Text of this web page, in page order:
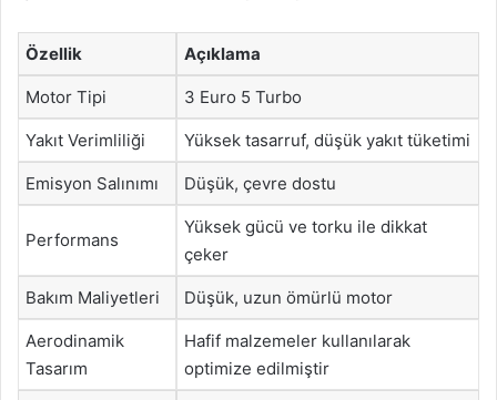
Özellik Açıklama
Motor Tipi 3 Euro 5 Turbo
Yakıt Verimliliği Yüksek tasarruf, düşük yakıt tüketimi
Emisyon Salınımı Düşük, çevre dostu
Performans
Yüksek gücü ve torku ile dikkat
çeker
Bakım Maliyetleri Düşük, uzun ömürlü motor
Aerodinamik
Tasarım
Hafif malzemeler kullanılarak
optimize edilmiştir